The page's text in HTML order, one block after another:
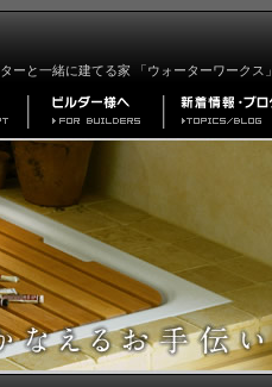
ーと一緒に建てる家 「ウォーターワークス」